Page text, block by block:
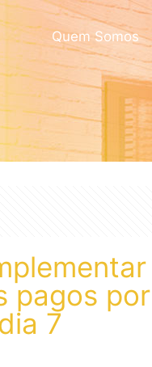
Quem Somos
pagos
7